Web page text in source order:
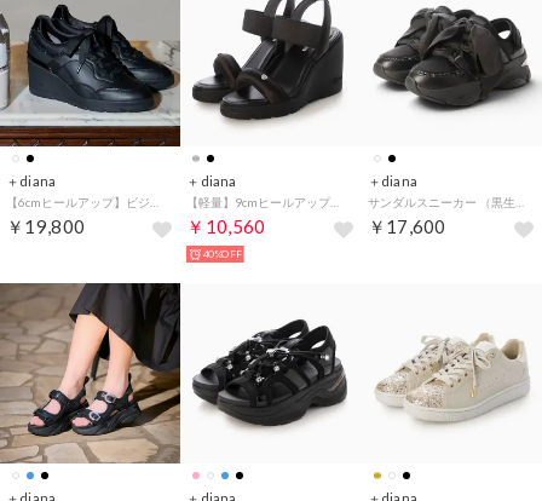
＋diana
￥19,800
＋diana
￥10,560
40%OFF
＋diana
￥17,600